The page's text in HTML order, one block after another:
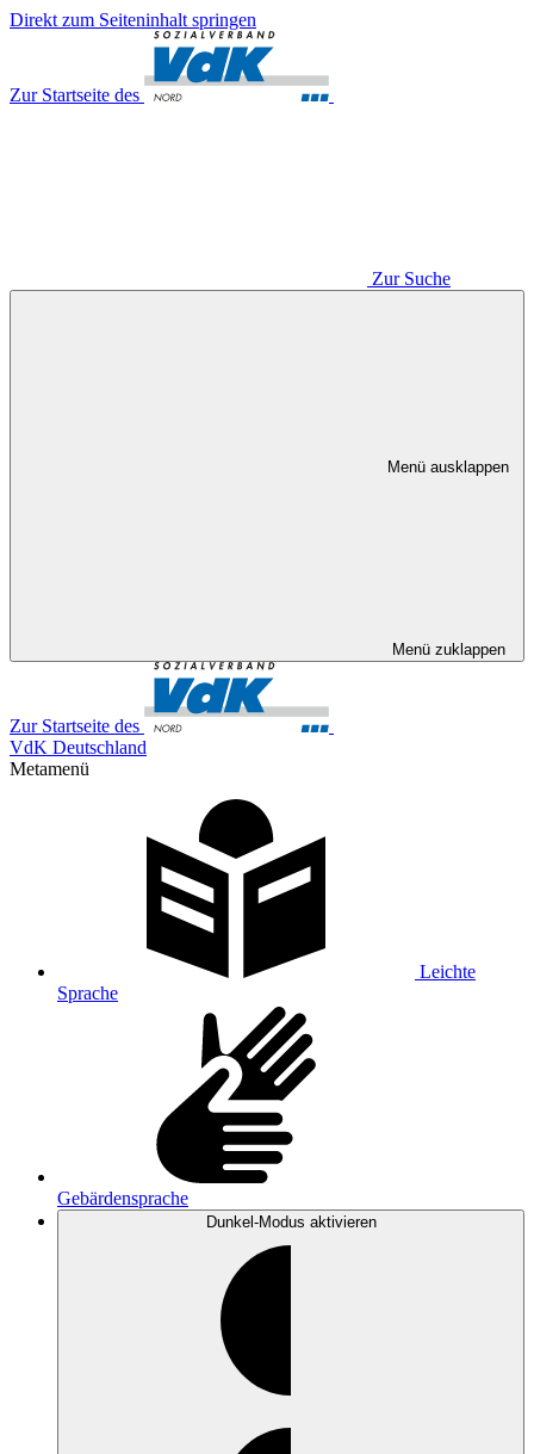
Direkt zum Seiteninhalt springen
Zur Startseite des
Zur Suche
Menü ausklappen
Menü zuklappen
Zur Startseite des
VdK Deutschland
Metamenü
Leichte
Sprache
Gebärdensprache
Dunkel-Modus aktivieren